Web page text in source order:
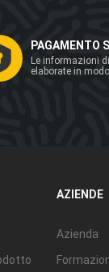
PAGAMENTO
Le informazioni
elaborate in
AZIENDE
Azienda